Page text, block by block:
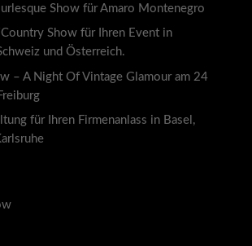
Show für Amaro Montenegro
Show für Ihren Event in
und Österreich.
– A Night Of Vintage Glamour am 24
für Ihren Firmenanlass in Basel,